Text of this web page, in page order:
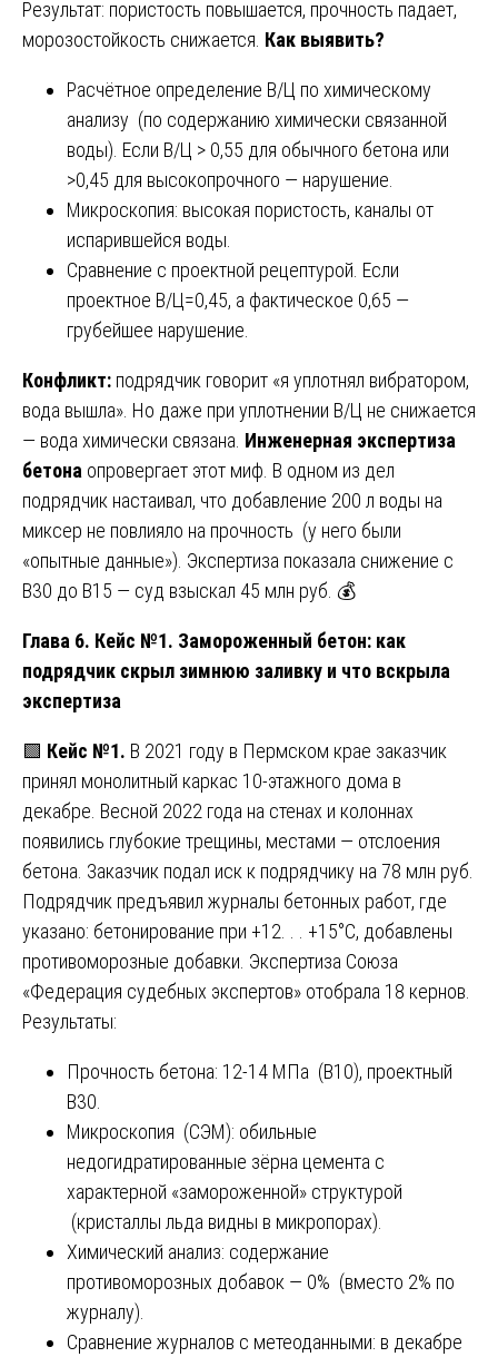
Результат: пористость повышается, прочность падает,
морозостойкость снижается. Как выявить?
Расчётное определение В/Ц по химическому
анализу (по содержанию химически связанной
воды). Если В/Ц > 0,55 для обычного бетона или
>0,45 для высокопрочного — нарушение.
Микроскопия: высокая пористость, каналы от
испарившейся воды.
Сравнение с проектной рецептурой. Если
проектное В/Ц=0,45, а фактическое 0,65 —
грубейшее нарушение.
Конфликт: подрядчик говорит «я уплотнял вибратором,
вода вышла». Но даже при уплотнении В/Ц не снижается
— вода химически связана. Инженерная экспертиза
бетона опровергает этот миф. В одном из дел
подрядчик настаивал, что добавление 200 л воды на
миксер не повлияло на прочность (у него были
«опытные данные»). Экспертиза показала снижение с
B30 до B15 — суд взыскал 45 млн руб. 💰
Глава 6. Кейс №1. Замороженный бетон: как
подрядчик скрыл зимнюю заливку и что вскрыла
экспертиза
🟩 Кейс №1. В 2021 году в Пермском крае заказчик
принял монолитный каркас 10-этажного дома в
декабре. Весной 2022 года на стенах и колоннах
появились глубокие трещины, местами — отслоения
бетона. Заказчик подал иск к подрядчику на 78 млн руб.
Подрядчик предъявил журналы бетонных работ, где
указано: бетонирование при +12. . . +15°C, добавлены
противоморозные добавки. Экспертиза Союза
«Федерация судебных экспертов» отобрала 18 кернов.
Результаты:
Прочность бетона: 12-14 МПа (B10), проектный
B30.
Микроскопия (СЭМ): обильные
недогидратированные зёрна цемента с
характерной «замороженной» структурой
(кристаллы льда видны в микропорах).
Химический анализ: содержание
противоморозных добавок — 0% (вместо 2% по
журналу).
Сравнение журналов с метеоданными: в декабре